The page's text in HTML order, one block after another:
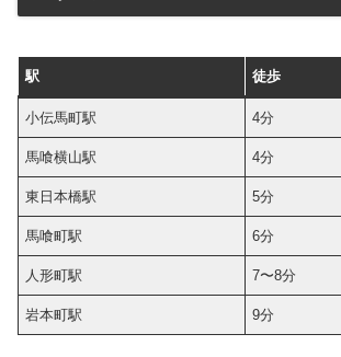
駅 徒歩
小伝馬町駅 4分
馬喰横山駅 4分
東日本橋駅 5分
馬喰町駅 6分
人形町駅 7〜8分
岩本町駅 9分